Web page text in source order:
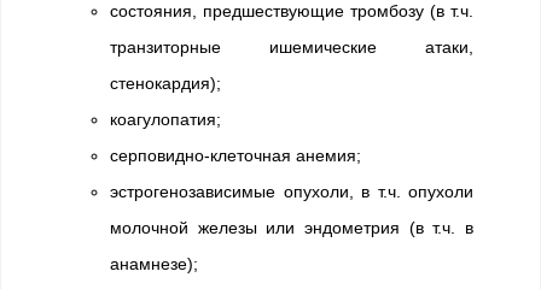
состояния, предшествующие тромбозу (в т.ч.
транзиторные ишемические атаки,
стенокардия);
коагулопатия;
серповидно-клеточная анемия;
эстрогенозависимые опухоли, в т.ч. опухоли
молочной железы или эндометрия (в т.ч. в
анамнезе);